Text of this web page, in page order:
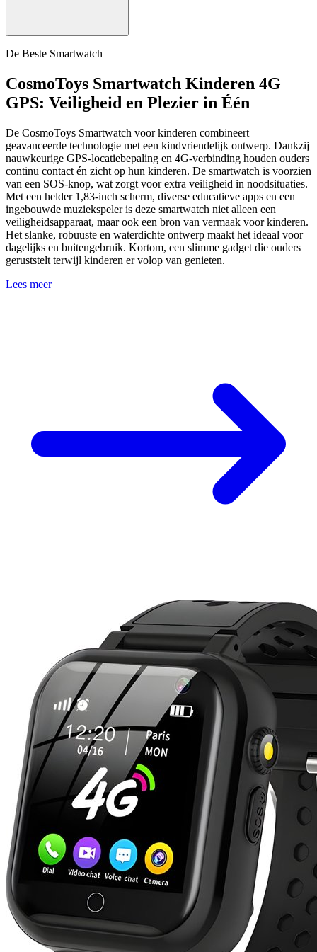
De Beste Smartwatch
CosmoToys Smartwatch Kinderen 4G
GPS: Veiligheid en Plezier in Één
De CosmoToys Smartwatch voor kinderen combineert
geavanceerde technologie met een kindvriendelijk ontwerp. Dankzij
nauwkeurige GPS-locatiebepaling en 4G-verbinding houden ouders
continu contact én zicht op hun kinderen. De smartwatch is voorzien
van een SOS-knop, wat zorgt voor extra veiligheid in noodsituaties.
Met een helder 1,83-inch scherm, diverse educatieve apps en een
ingebouwde muziekspeler is deze smartwatch niet alleen een
veiligheidsapparaat, maar ook een bron van vermaak voor kinderen.
Het slanke, robuuste en waterdichte ontwerp maakt het ideaal voor
dagelijks en buitengebruik. Kortom, een slimme gadget die ouders
geruststelt terwijl kinderen er volop van genieten.
Lees meer